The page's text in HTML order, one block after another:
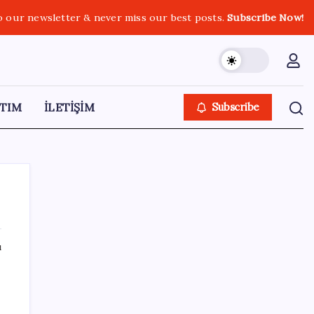
our newsletter & never miss our best posts.Subscribe Now!
İLETİŞİM Subscribe